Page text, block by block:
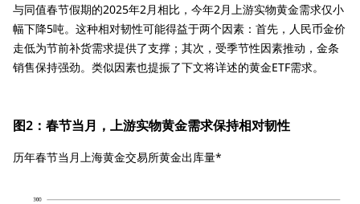
与同值春节假期的2025年2月相比，今年2月上游实物黄金需求仅小
幅下降5吨。这种相对韧性可能得益于两个因素：首先，人民币金价
走低为节前补货需求提供了支撑；其次，受季节性因素推动，金条
销售保持强劲。类似因素也提振了下文将详述的黄金ETF需求。
图2：春节当月，上游实物黄金需求保持相对韧性
历年春节当月上海黄金交易所黄金出库量*